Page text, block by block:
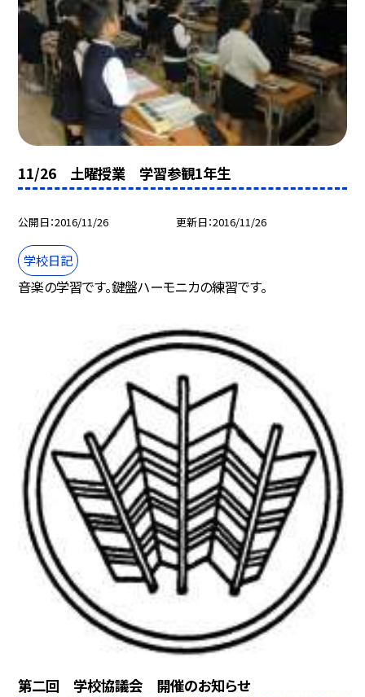
11/26 土曜授業 学習参観1年生
公開日 2016/11/26 更新日 2016/11/26
学校日記
音楽の学習です。鍵盤ハーモニカの練習です。
第二回 学校協議会 開催のお知らせ